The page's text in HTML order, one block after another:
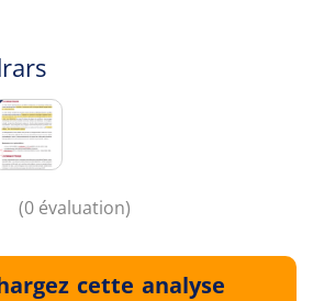
(0 évaluation)
cette analyse